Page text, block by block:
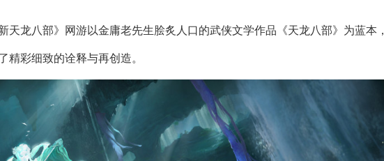
天龙八部》网游以金庸老先生脍炙人口的武侠文学作品《天龙八部》为蓝本，
精彩细致的诠释与再创造。